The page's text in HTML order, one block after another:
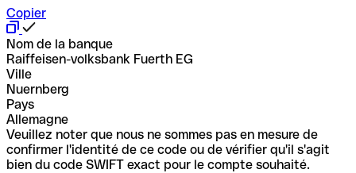
Copier
Nom de la banque
Raiffeisen-volksbank Fuerth EG
Ville
Nuernberg
Pays
Allemagne
Veuillez noter que nous ne sommes pas en mesure de
confirmer l'identité de ce code ou de vérifier qu'il s'agit
bien du code SWIFT exact pour le compte souhaité.